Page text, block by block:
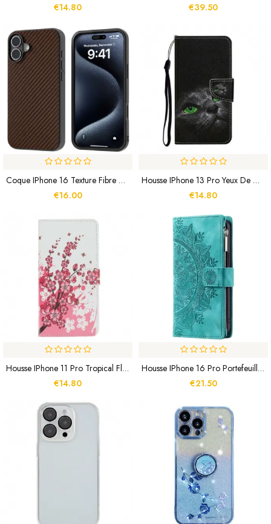
€14.80
€39.50
Coque IPhone 16 Texture Fibre De Carbone ABEEL
€16.00
Housse IPhone 13 Pro Yeux De Chat Verts Avec Lanière
€14.80
Housse IPhone 11 Pro Tropical Flowers
€14.80
Housse IPhone 16 Pro Portefeuille Effet Daim Mandala
€21.50